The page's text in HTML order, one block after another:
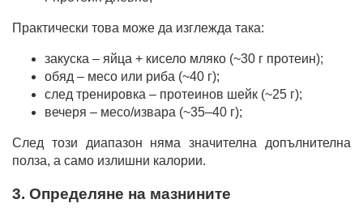
Практически това може да изглежда така:
закуска – яйца + кисело мляко (~30 г протеин);
обяд – месо или риба (~40 г);
след тренировка – протеинов шейк (~25 г);
вечеря – месо/извара (~35–40 г);
След този диапазон няма значителна допълнителна
полза, а само излишни калории.
3. Определяне на мазнините